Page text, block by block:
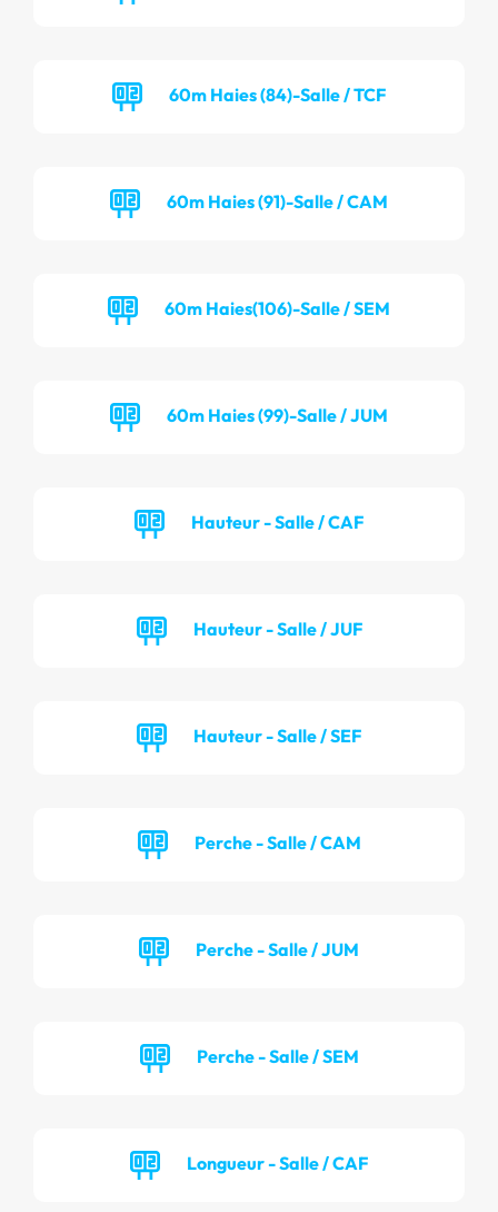
60m Haies (84)-Salle / TCF
60m Haies (91)-Salle / CAM
60m Haies(106)-Salle / SEM
60m Haies (99)-Salle / JUM
Hauteur - Salle / CAF
Hauteur - Salle / JUF
Hauteur - Salle / SEF
Perche - Salle / CAM
Perche - Salle / JUM
Perche - Salle / SEM
Longueur - Salle / CAF